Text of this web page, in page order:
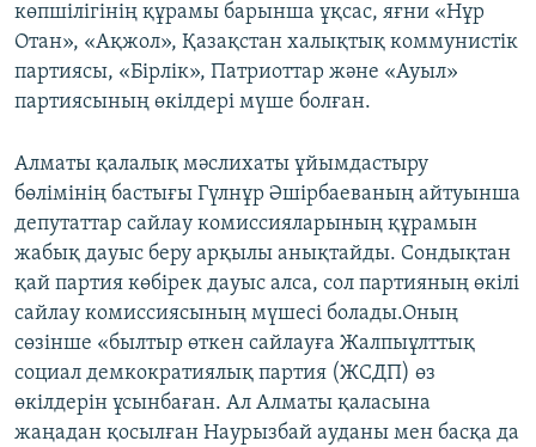
көпшілігінің құрамы барынша ұқсас, яғни «Нұр
Отан», «Ақжол», Қазақстан халықтық коммунистік
партиясы, «Бірлік», Патриоттар және «Ауыл»
партиясының өкілдері мүше болған.
Алматы қалалық мәслихаты ұйымдастыру
бөлімінің бастығы Гүлнұр Әшірбаеваның айтуынша
депутаттар сайлау комиссияларының құрамын
жабық дауыс беру арқылы анықтайды. Сондықтан
қай партия көбірек дауыс алса, сол партияның өкілі
сайлау комиссиясының мүшесі болады.Оның
сөзінше «былтыр өткен сайлауға Жалпыұлттық
социал демкократиялық партия (ЖСДП) өз
өкілдерін ұсынбаған. Ал Алматы қаласына
жаңадан қосылған Наурызбай ауданы мен басқа да